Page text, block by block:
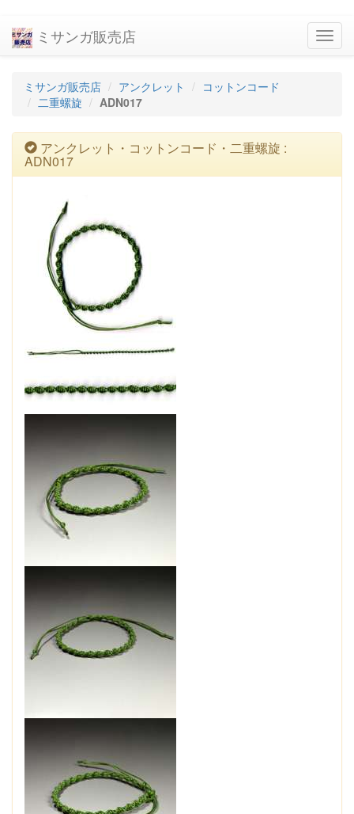
ミサンガ販売店
ミサンガ販売店 アンクレット
コットンコード
二重螺旋
ADN017
アンクレット・コットンコード・二重螺旋 :
ADN017